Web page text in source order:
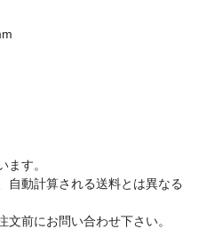
棚
粧棚 [LIXIL]
粧棚 [TOTO]
ホルダー
ます。
自動計算される送料とは異なる
文前にお問い合わせ下さい。